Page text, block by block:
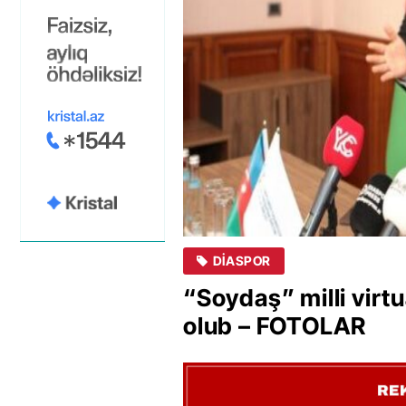
DIASPOR
“Soydaş” milli
olub – FOTOLAR